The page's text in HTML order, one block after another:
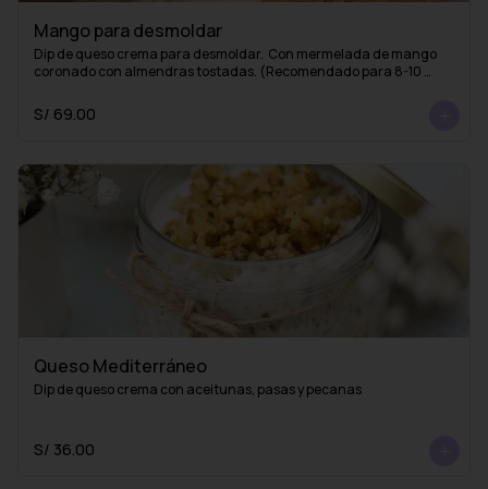
Mango para desmoldar
Dip de queso crema para desmoldar.  Con mermelada de mango
coronado con almendras tostadas. (Recomendado para 8-10
S/ 69.00
Queso Mediterráneo
Dip de queso crema con aceitunas, pasas y pecanas
S/ 36.00